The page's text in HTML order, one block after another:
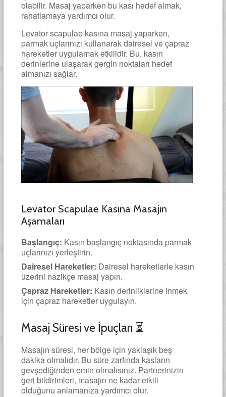
olabilir. Masaj yaparken bu kası hedef almak,
rahatlamaya yardımcı olur.
Levator scapulae kasına masaj yaparken,
parmak uçlarınızı kullanarak dairesel ve çapraz
hareketler uygulamak etkilidir. Bu, kasın
derinlerine ulaşarak gergin noktaları hedef
almanızı sağlar.
Levator Scapulae Kasına Masajın
Aşamaları
Başlangıç: Kasın başlangıç noktasında parmak
uçlarınızı yerleştirin.
Dairesel Hareketler: Dairesel hareketlerle kasın
üzerini nazikçe masaj yapın.
Çapraz Hareketler: Kasın derinliklerine inmek
için çapraz hareketler uygulayın.
Masaj Süresi ve İpuçları ⏳
Masajın süresi, her bölge için yaklaşık beş
dakika olmalıdır. Bu süre zarfında kasların
gevşediğinden emin olmalısınız. Partnerinizin
geri bildirimleri, masajın ne kadar etkili
olduğunu anlamanıza yardımcı olur.